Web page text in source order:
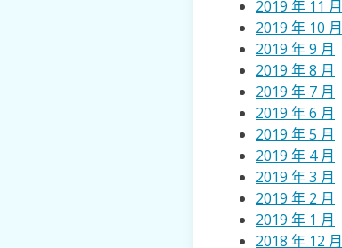
2019 年 11 月
2019 年 10 月
2019 年 9 月
2019 年 8 月
2019 年 7 月
2019 年 6 月
2019 年 5 月
2019 年 4 月
2019 年 3 月
2019 年 2 月
2019 年 1 月
2018 年 12 月